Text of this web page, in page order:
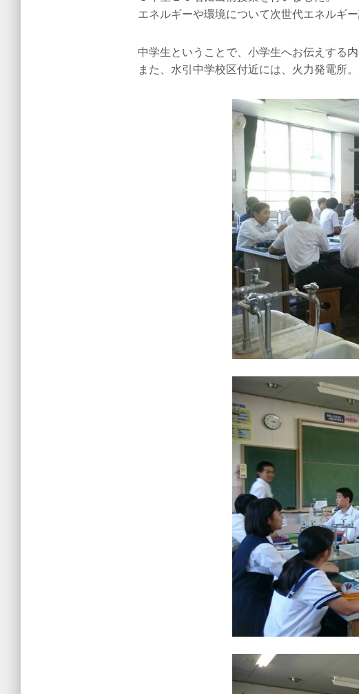
エネルギーや環境について次世代エネルギ
中学生ということで、小学生へお伝えする
また、水引中学校区付近には、火力発電所